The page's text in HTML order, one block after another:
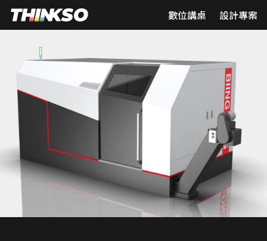
數位講桌 設計專案